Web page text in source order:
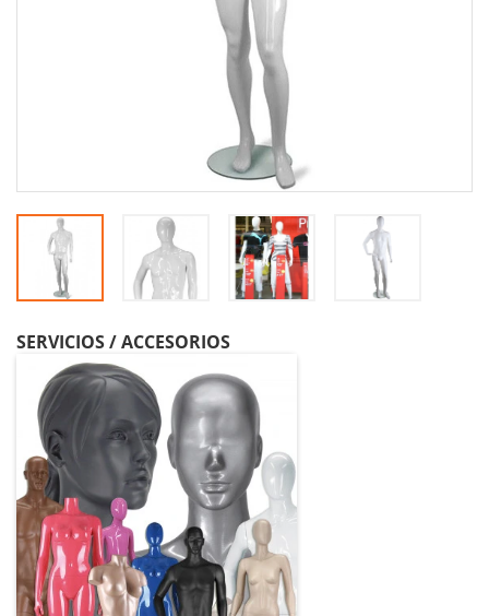
SERVICIOS / ACCESORIOS